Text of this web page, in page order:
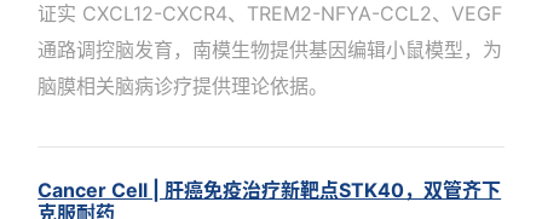
证实 CXCL12-CXCR4、TREM2-NFYA-CCL2、VEGF
通路调控脑发育，南模生物提供基因编辑小鼠模型，为
脑膜相关脑病诊疗提供理论依据。
Cancer Cell | 肝癌免疫治疗新靶点STK40，双管齐下
克服耐药